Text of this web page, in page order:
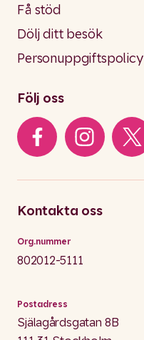
Få stöd
Dölj ditt besök
Personuppgiftspolicy
Följ oss
Kontakta oss
Org.nummer
802012-5111
Postadress
Själagårdsgatan 8B